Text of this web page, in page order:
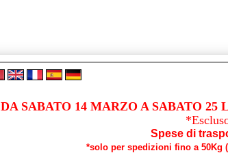
DA SABATO 14 MARZO A SABATO
Spese di
*solo per spedizioni fino a 50Kg